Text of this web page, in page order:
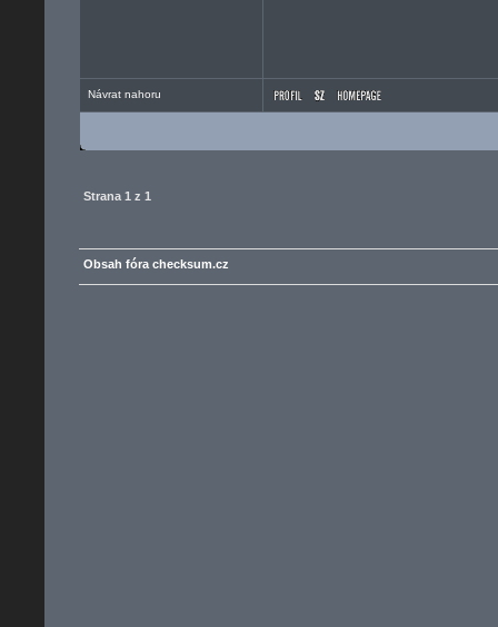
Návrat nahoru
Strana 1 z 1
Obsah fóra checksum.cz